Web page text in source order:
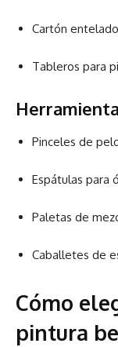
Cartón entelado
Tableros para
Pinceles de
Espátulas para
Paletas de
Caballetes de
Cómo
pintura